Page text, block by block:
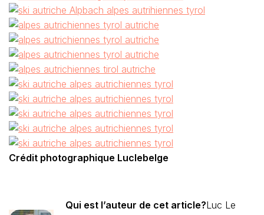
Crédit photographique Luclebelge
Qui est l’auteur de cet article?Luc Le